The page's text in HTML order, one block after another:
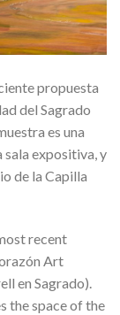
propuesta
del Sagrado
es una
sala expositiva, y
de la Capilla
recent
Art
en Sagrado).
the space of the